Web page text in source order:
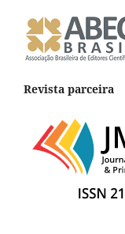
Revista parceira